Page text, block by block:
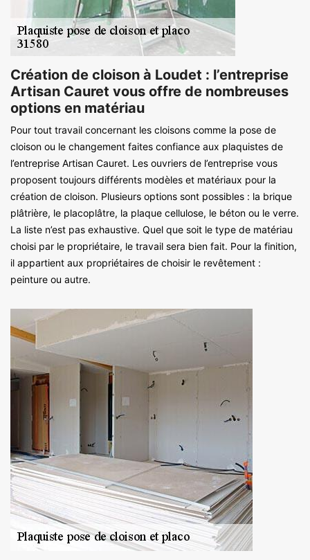
Création de cloison à Loudet : l’entreprise
Artisan Cauret vous offre de nombreuses
options en matériau
Pour tout travail concernant les cloisons comme la pose de
cloison ou le changement faites confiance aux plaquistes de
l’entreprise Artisan Cauret. Les ouvriers de l’entreprise vous
proposent toujours différents modèles et matériaux pour la
création de cloison. Plusieurs options sont possibles : la brique
plâtrière, le placoplâtre, la plaque cellulose, le béton ou le verre.
La liste n’est pas exhaustive. Quel que soit le type de matériau
choisi par le propriétaire, le travail sera bien fait. Pour la finition,
il appartient aux propriétaires de choisir le revêtement :
peinture ou autre.